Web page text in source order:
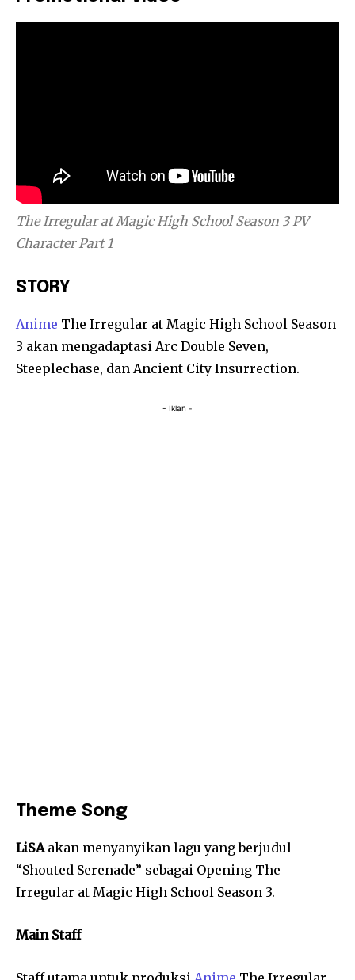
The Irregular at Magic High School Season 3 PV
Character Part 1
STORY
Anime The Irregular at Magic High School Season
3 akan mengadaptasi Arc Double Seven,
Steeplechase, dan Ancient City Insurrection.
- Iklan -
Theme Song
LiSAakan menyanyikan lagu yang berjudul
“Shouted Serenade” sebagai Opening The
Irregular at Magic High School Season 3.
Main Staff